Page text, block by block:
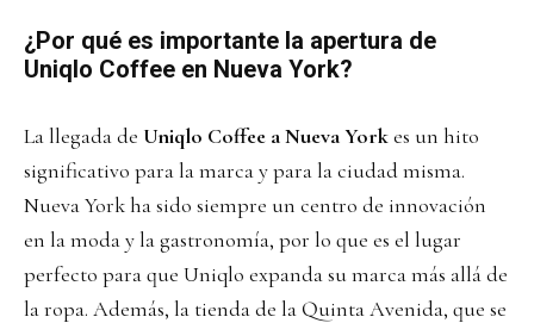
¿Por qué es importante la apertura de
Uniqlo Coffee en Nueva York?
La llegada de Uniqlo Coffee a Nueva Yorkes un hito
significativo para la marca y para la ciudad misma.
Nueva York ha sido siempre un centro de innovación
en la moda y la gastronomía, por lo que es el lugar
perfecto para que Uniqlo expanda su marca más allá de
la ropa. Además, la tienda de la Quinta Avenida, que se